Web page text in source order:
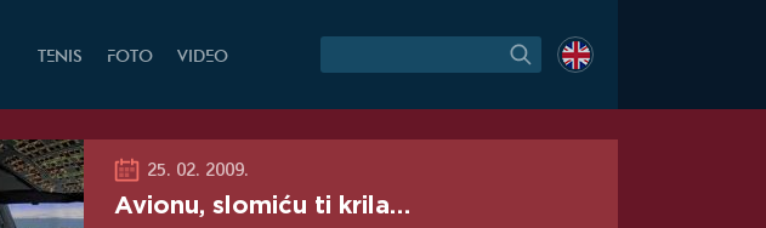
TENIS FOTO VIDEO
25. 02. 2009.
Avionu, slomiću ti krila…